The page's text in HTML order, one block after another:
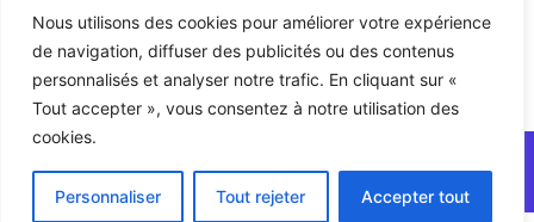
Nous utilisons des cookies pour améliorer votre expérience
de navigation, diffuser des publicités ou des contenus
personnalisés et analyser notre trafic. En cliquant sur «
Tout accepter », vous consentez à notre utilisation des
cookies.
Personnaliser Tout rejeter Accepter tout
Donnez
mon
Mentions légalesPolitique de confidentialité
Contact
Propulsé par Wordpress, Elementor Pro.
Deutsch